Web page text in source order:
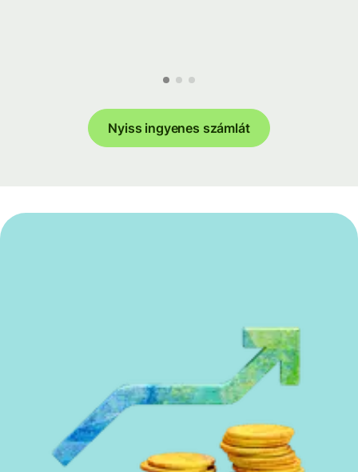
Nyiss ingyenes számlát